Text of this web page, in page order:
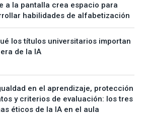
a la pantalla crea espacio para
habilidades de alfabetización
los títulos universitarios importan
de la IA
en el aprendizaje, protección
y criterios de evaluación: los tres
éticos de la IA en el aula